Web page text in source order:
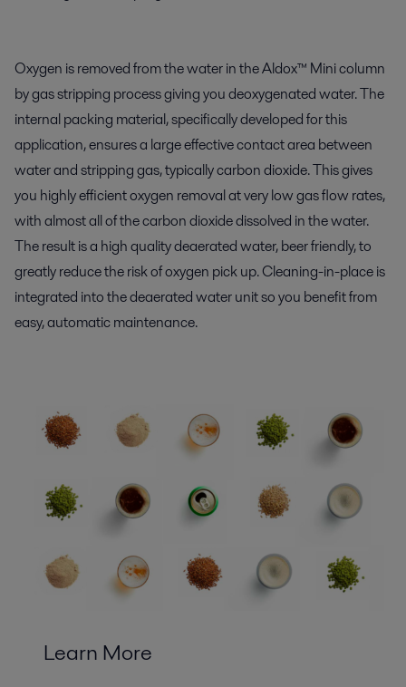
Oxygen is removed from the water in the Aldox™ Mini column
by gas stripping process giving you deoxygenated water. The
internal packing material, specifically developed for this
application, ensures a large effective contact area between
water and stripping gas, typically carbon dioxide. This gives
you highly efficient oxygen removal at very low gas flow rates,
with almost all of the carbon dioxide dissolved in the water.
The result is a high quality deaerated water, beer friendly, to
greatly reduce the risk of oxygen pick up. Cleaning-in-place is
integrated into the deaerated water unit so you benefit from
easy, automatic maintenance.
Learn More